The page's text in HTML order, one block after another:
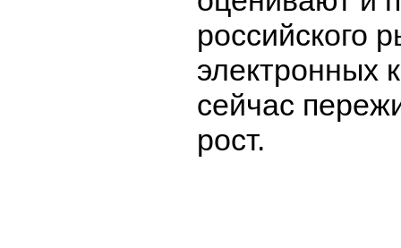
российского
электронных
сейчас
рост.